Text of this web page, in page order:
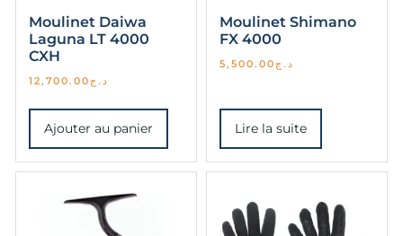
Moulinet Daiwa
Laguna LT 4000
CXH
د.ج 12,700.00
Ajouter au panier
Moulinet Shimano
FX 4000
د.ج 5,500.00
Lire la suite